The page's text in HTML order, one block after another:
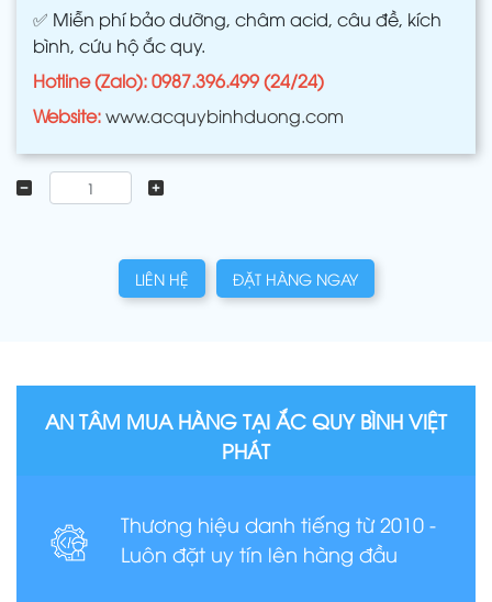
✅ Miễn phí bảo dưỡng, châm acid, câu đề, kích
bình, cứu hộ ắc quy.
Hotline (Zalo): 0987.396.499 (24/24)
Website:www.acquybinhduong.com
LIÊN HỆ ĐẶT HÀNG NGAY
AN TÂM MUA HÀNG TẠI ẮC QUY BÌNH VIỆT
PHÁT
Thương hiệu danh tiếng từ 2010 -
Luôn đặt uy tín lên hàng đầu